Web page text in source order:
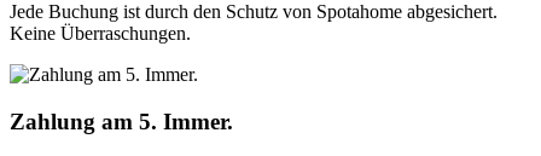
Jede Buchung ist durch den Schutz von Spotahome abgesichert.
Keine Überraschungen.
Zahlung am 5. Immer.